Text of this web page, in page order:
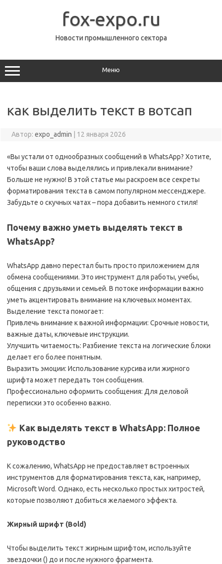
fox-expo.ru
Новости промышленного сектора
Меню
как выделить текст в вотсап
Автор: expo_admin 12 января 2026
«Вы устали от однообразных сообщений в WhatsApp? Хотите,
чтобы ваши слова выделялись и привлекали внимание?
Больше не нужно! В этой статье мы раскроем все секреты
форматирования текста в самом популярном мессенджере.
Забудьте о скучных чатах – пора добавить немного стиля!
Почему важно уметь выделять текст в
WhatsApp?
WhatsApp давно перестал быть просто приложением для
обмена сообщениями. Это инструмент для работы, учебы,
общения с друзьями и семьей. В потоке информации важно
уметь акцентировать внимание на ключевых моментах.
Выделение текста помогает:
Привлечь внимание к важной информации: Срочные новости,
важные даты, ключевые инструкции.
Улучшить читаемость: Разбиение текста на логические блоки
делает его более понятным.
Выразить эмоции: Использование курсива или жирного
шрифта может передать тон сообщения.
Профессионально оформить сообщения: Для деловой
переписки это особенно важно.
Как выделять текст в WhatsApp: Полное
руководство
К сожалению, WhatsApp не предоставляет встроенных
инструментов для форматирования текста, как, например,
Microsoft Word. Однако, есть несколько простых хитростей,
которые позволяют добиться желаемого эффекта.
Жирный шрифт (Bold)
Чтобы выделить текст жирным шрифтом, используйте
звездочки () до и после нужного фрагмента.